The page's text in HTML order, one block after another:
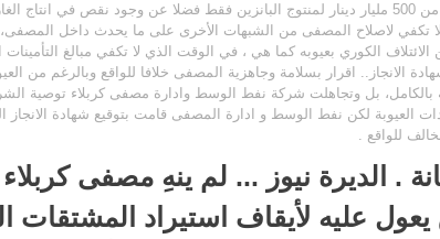
يوميًا وهذا تسبب بخسارة مالية خلال 6 اشهر تبلغ أكثر من 500 مليار دينار لمنتوج البانزين فقط فضلا عن وجود نقص
لا تكفي لاصلاح المصفى من الشبهات الأخرى على ما يحدث داخل
الكوري بعيوبه كما هي ، في الوقت الذي لا تكفي مبالغ التأمينات
الانجاز.. اقرار بسلامة وجاهزية المصفى خلافا للواقع وبالرغم من
بالكامل، بل وتجاهلت شركة نفط الوسط وادارة مصفى كربلاء توصية
العيوبة لكن نفط الوسط و ادارة المصفى قامت بتوقيع شهادة الانجاز
للواقع .
. الديرة نيوز ... لم ينهِ مصفى
يعول عليه لأيقاف استيراد المشتقات